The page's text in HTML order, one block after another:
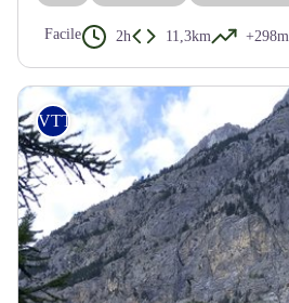
Facile 2h 11,3km +298m
VTT